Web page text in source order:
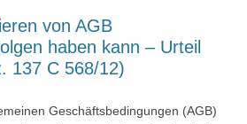
von AGB
haben kann – Urteil
137 C 568/12)
Geschäftsbedingungen (AGB)